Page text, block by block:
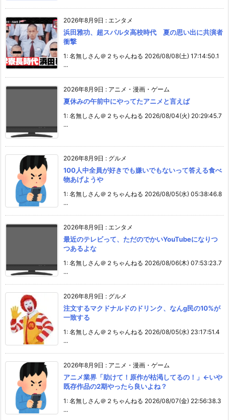
2026年8月9日 : エンタメ
浜田雅功、超スパルタ高校時代 夏の思い出に共演者
衝撃
1: 名無しさん＠２ちゃんねる 2026/08/08(土) 17:14:50.1
...
2026年8月9日 : アニメ・漫画・ゲーム
夏休みの午前中にやってたアニメと言えば
1: 名無しさん＠２ちゃんねる 2026/08/04(火) 20:29:45.7
...
2026年8月9日 : グルメ
100人中全員が好きでも嫌いでもないって答える食べ
物あげようや
1: 名無しさん＠２ちゃんねる 2026/08/05(水) 05:38:46.8
...
2026年8月9日 : エンタメ
最近のテレビって、ただのでかいYouTubeになりつ
つあるよな
1: 名無しさん＠２ちゃんねる 2026/08/06(木) 07:53:23.7
...
2026年8月9日 : グルメ
注文するマクドナルドのドリンク、なんg民の10%が
一致する
1: 名無しさん＠２ちゃんねる 2026/08/05(水) 23:17:51.4
...
2026年8月9日 : アニメ・漫画・ゲーム
アニメ業界「助けて！原作が枯渇してるの！」←いや
既存作品の2期やったら良いよね？
1: 名無しさん＠２ちゃんねる 2026/08/07(金) 22:56:38.3
...